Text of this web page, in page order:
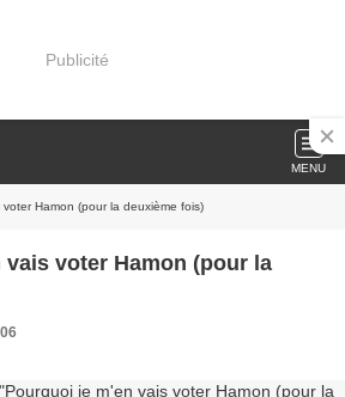
Publicité
MENU
Hamon (pour la deuxième fois)
voter Hamon (pour la